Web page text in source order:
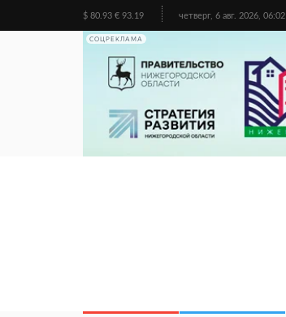
$ 80.93 € 93.19 четверг, 6 авг. 2026, 06:02
СОЦРЕКЛАМА